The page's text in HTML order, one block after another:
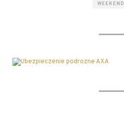
WEEKEND